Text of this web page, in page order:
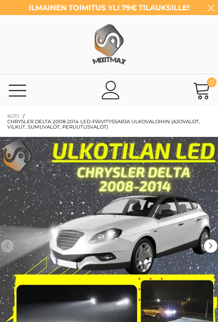
ILMAINEN TOIMITUS YLI 79€ TILAUKSILLE!
0
KOTI
/
CHRYSLER DELTA 2008-2014 LED-PÄIVITYSSARJA ULKOVALOIHIN (AJOVALOT,
VILKUT, SUMUVALOT, PERUUTUSVALOT)